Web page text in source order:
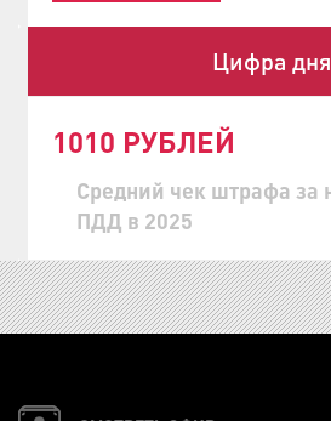
Цифра дня
1010 РУБЛЕЙ
Средний чек штрафа за
ПДД в 2025